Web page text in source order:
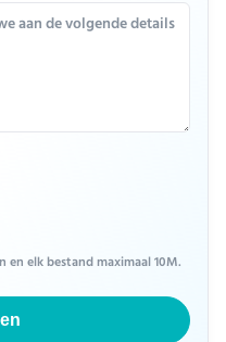
elk bestand maximaal 10M.